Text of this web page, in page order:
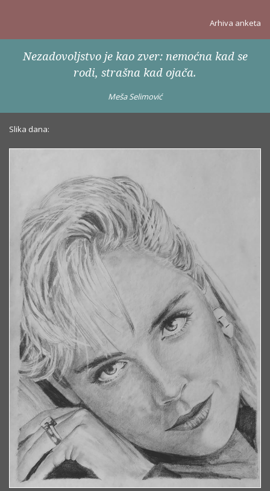
Arhiva anketa
Nezadovoljstvo je kao zver: nemoćna kad se
rodi, strašna kad ojača.
Meša Selimović
Slika dana: